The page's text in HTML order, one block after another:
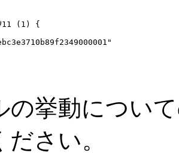
(1) {
の挙動につい
さい。